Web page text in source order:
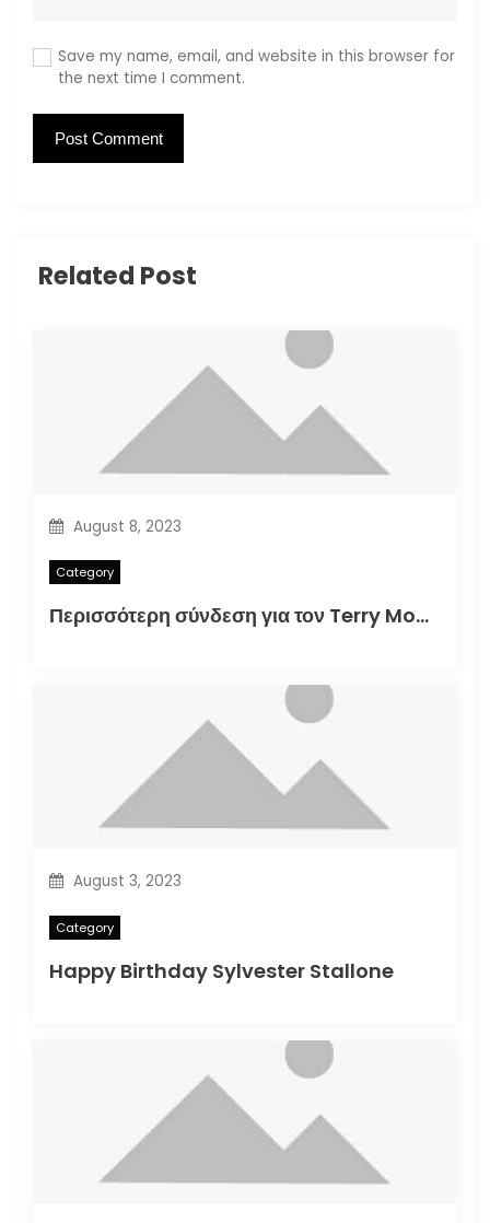
Save my name, email, and website in this browser for
the next time I comment.
Related Post
August 8, 2023
Category
Περισσότερη σύνδεση για τον Terry Moore
August 3, 2023
Category
Happy Birthday Sylvester Stallone